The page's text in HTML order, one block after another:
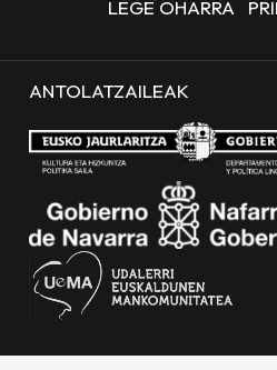
LEGE OHARRA
ANTOLATZAILEAK